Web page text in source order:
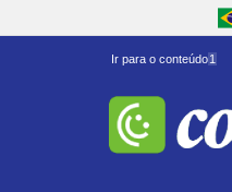
Ir para o conteúdo1